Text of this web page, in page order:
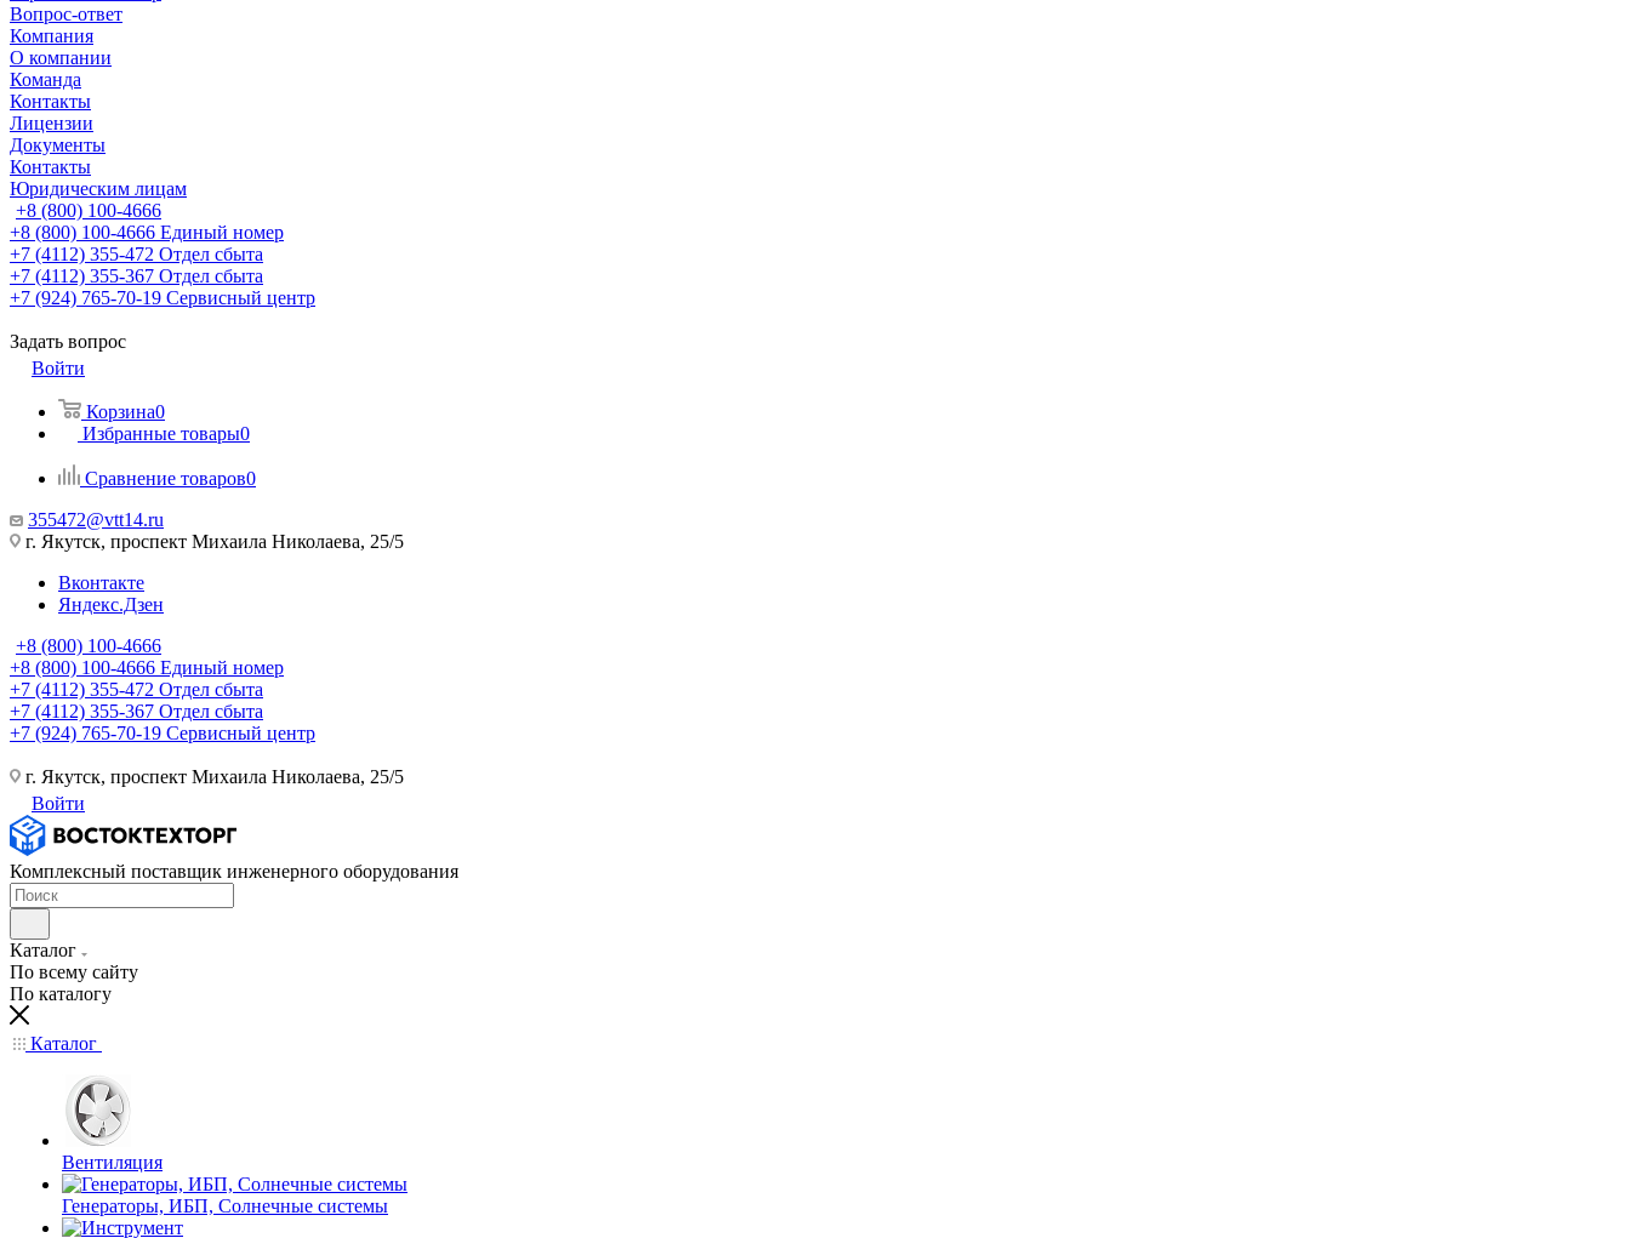
Вопрос-ответ
Компания
О компании
Команда
Контакты
Лицензии
Документы
Контакты
Юридическим лицам
+8 (800) 100-4666
+8 (800) 100-4666 Единый номер
+7 (4112) 355-472 Отдел сбыта
+7 (4112) 355-367 Отдел сбыта
+7 (924) 765-70-19 Сервисный центр
Задать вопрос
Войти
Корзина0
Избранные товары0
Сравнение товаров0
355472@vtt14.ru
г. Якутск, проспект Михаила Николаева, 25/5
Вконтакте
Яндекс.Дзен
+8 (800) 100-4666
+8 (800) 100-4666 Единый номер
+7 (4112) 355-472 Отдел сбыта
+7 (4112) 355-367 Отдел сбыта
+7 (924) 765-70-19 Сервисный центр
г. Якутск, проспект Михаила Николаева, 25/5
Войти
Комплексный поставщик инженерного оборудования
Каталог
По всему сайту
По каталогу
Каталог
Вентиляция
Генераторы, ИБП, Солнечные системы